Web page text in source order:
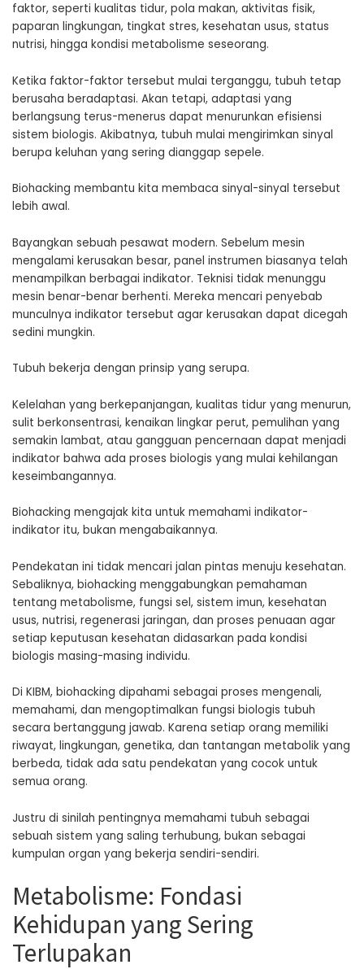
faktor, seperti kualitas tidur, pola makan, aktivitas fisik,
paparan lingkungan, tingkat stres, kesehatan usus, status
nutrisi, hingga kondisi metabolisme seseorang.
Ketika faktor-faktor tersebut mulai terganggu, tubuh tetap
berusaha beradaptasi. Akan tetapi, adaptasi yang
berlangsung terus-menerus dapat menurunkan efisiensi
sistem biologis. Akibatnya, tubuh mulai mengirimkan sinyal
berupa keluhan yang sering dianggap sepele.
Biohacking membantu kita membaca sinyal-sinyal tersebut
lebih awal.
Bayangkan sebuah pesawat modern. Sebelum mesin
mengalami kerusakan besar, panel instrumen biasanya telah
menampilkan berbagai indikator. Teknisi tidak menunggu
mesin benar-benar berhenti. Mereka mencari penyebab
munculnya indikator tersebut agar kerusakan dapat dicegah
sedini mungkin.
Tubuh bekerja dengan prinsip yang serupa.
Kelelahan yang berkepanjangan, kualitas tidur yang menurun,
sulit berkonsentrasi, kenaikan lingkar perut, pemulihan yang
semakin lambat, atau gangguan pencernaan dapat menjadi
indikator bahwa ada proses biologis yang mulai kehilangan
keseimbangannya.
Biohacking mengajak kita untuk memahami indikator-
indikator itu, bukan mengabaikannya.
Pendekatan ini tidak mencari jalan pintas menuju kesehatan.
Sebaliknya, biohacking menggabungkan pemahaman
tentang metabolisme, fungsi sel, sistem imun, kesehatan
usus, nutrisi, regenerasi jaringan, dan proses penuaan agar
setiap keputusan kesehatan didasarkan pada kondisi
biologis masing-masing individu.
Di KIBM, biohacking dipahami sebagai proses mengenali,
memahami, dan mengoptimalkan fungsi biologis tubuh
secara bertanggung jawab. Karena setiap orang memiliki
riwayat, lingkungan, genetika, dan tantangan metabolik yang
berbeda, tidak ada satu pendekatan yang cocok untuk
semua orang.
Justru di sinilah pentingnya memahami tubuh sebagai
sebuah sistem yang saling terhubung, bukan sebagai
kumpulan organ yang bekerja sendiri-sendiri.
Metabolisme: Fondasi
Kehidupan yang Sering
Terlupakan